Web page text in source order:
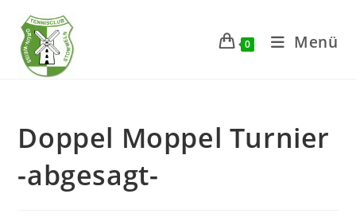
Inhalt
springen
0 Menü
Doppel Moppel Turnier
-abgesagt-